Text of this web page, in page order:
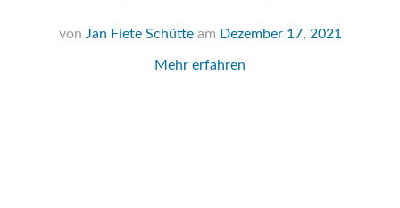
von Jan Fiete Schütte am Dezember 17, 2021
Mehr erfahren